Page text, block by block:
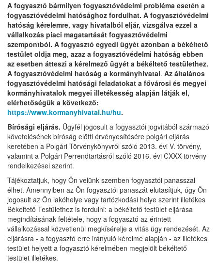
A fogyasztó bármilyen fogyasztóvédelmi probléma esetén a
fogyasztóvédelmi hatósághoz fordulhat. A fogyasztóvédelmi
hatóság kérelemre, vagy hivatalból eljár, vizsgálva ezzel a
vállalkozás piaci magatartását fogyasztóvédelmi
szempontból. A fogyasztó egyedi ügyét azonban a békéltető
testület oldja meg, azaz a fogyasztóvédelmi hatóság ebben
az esetben átteszi a kérelmező ügyét a békéltető testülethez.
A fogyasztóvédelmi hatóság a kormányhivatal. Az általános
fogyasztóvédelmi hatósági feladatokat a fővárosi és megyei
kormányhivatalok megyei illetékesség alapján látják el,
elérhetőségük a következő:
https://www.kormanyhivatal.hu/hu.
Bírósági eljárás. Ügyfél jogosult a fogyasztói jogvitából származó
követelésének bíróság előtti érvényesítésére polgári eljárás
keretében a Polgári Törvénykönyvről szóló 2013. évi V. törvény,
valamint a Polgári Perrendtartásról szóló 2016. évi CXXX törvény
rendelkezései szerint.
Tájékoztatjuk, hogy Ön velünk szemben fogyasztói panasszal
élhet. Amennyiben az Ön fogyasztói panaszát elutasítjuk, úgy Ön
jogosult az Ön lakóhelye vagy tartózkodási helye szerint illetékes
Békéltető Testülethez is fordulni: a békéltető testület eljárása
megindításának feltétele, hogy a fogyasztó az érintett
vállalkozással közvetlenül megkísérelje a vitás ügy rendezését. Az
eljárásra - a fogyasztó erre irányuló kérelme alapján - az illetékes
testület helyett a fogyasztó kérelmében megjelölt békéltető
testület illetékes.